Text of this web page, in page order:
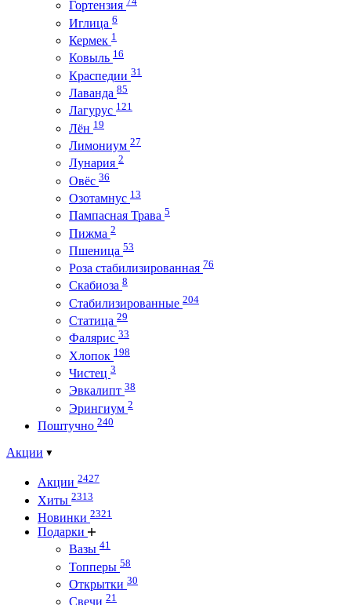
Гортензия
Иглица 6
Кермек 1
Ковыль 16
Краспедии 31
Лаванда 85
Лагурус 121
Лён 19
Лимониум 27
Лунария 2
Овёс 36
Озотамнус 13
Пампасная Трава 5
Пижма 2
Пшеница 53
Роза стабилизированная 76
Скабиоза 8
Стабилизированные 204
Статица 29
Фалярис 33
Хлопок 198
Чистец 3
Эвкалипт 38
Эрингиум 2
Поштучно 240
Акции
Акции 2427
Хиты 2313
Новинки 2321
Подарки
Вазы 41
Топперы 58
Открытки 30
Свечи 21